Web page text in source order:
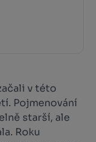
v této
Pojmenování
starší, ale
Roku